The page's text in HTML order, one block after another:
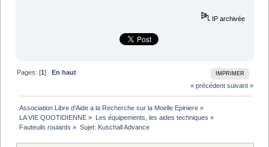
IP archivée
IMPRIMER
Pages: [1]
En haut
« précédent suivant »
Association Libre d'Aide a la Recherche sur la Moelle Epiniere »
LA VIE QUOTIDIENNE » Les équipements, les aides techniques »
Fauteuils roulants » Sujet: Kuschall Advance